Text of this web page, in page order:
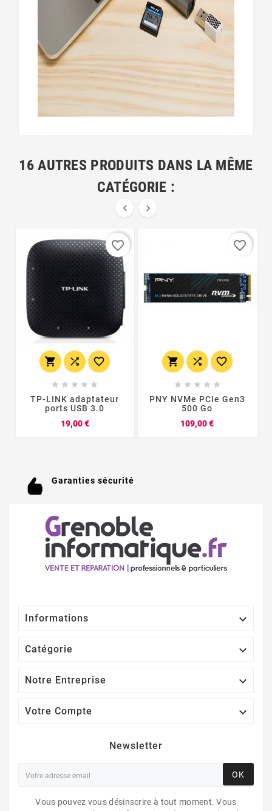
16 AUTRES PRODUITS DANS LA MÊME
CATÉGORIE :
 
  
    
TP-LINK adaptateur
ports USB 3.0
19,00 €Prix
favorite_border
  
    
PNY NVMe PCIe Gen3
500 Go
109,00 €Prix
favorite_border
Garanties sécurité
Informations 
Catégorie 
Notre Entreprise 
Votre Compte 
Newsletter
OK
Vous pouvez vous désinscrire à tout moment. Vous